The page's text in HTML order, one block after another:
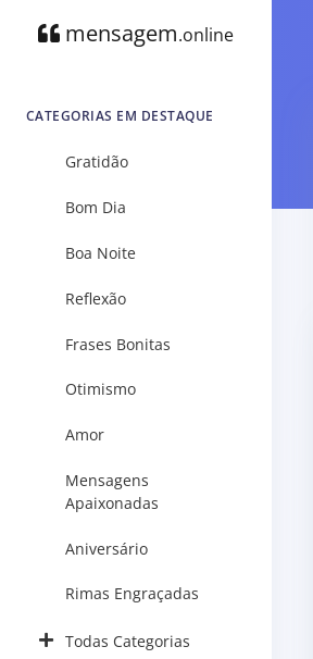
mensagem.online
CATEGORIAS EM DESTAQUE
Gratidão
Bom Dia
Boa Noite
Reflexão
Frases Bonitas
Otimismo
Amor
Mensagens
Apaixonadas
Aniversário
Rimas Engraçadas
Todas Categorias